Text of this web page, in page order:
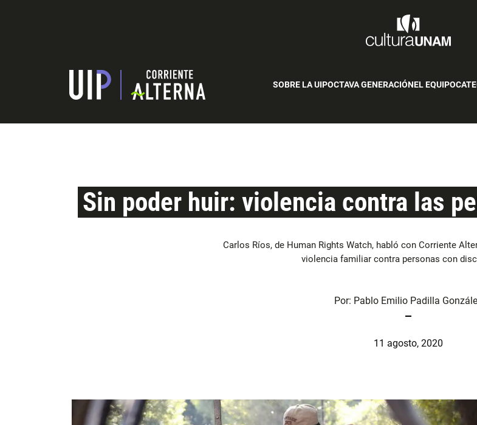
SOBRE LA UIPOCTAVA GENERACIÓNEL EQUIPO
Sin poder huir: violencia contra las
Carlos Ríos, de Human Rights Watch, habló con Corriente
violencia familiar contra personas con
Por: Pablo Emilio Padilla
11 agosto, 2020